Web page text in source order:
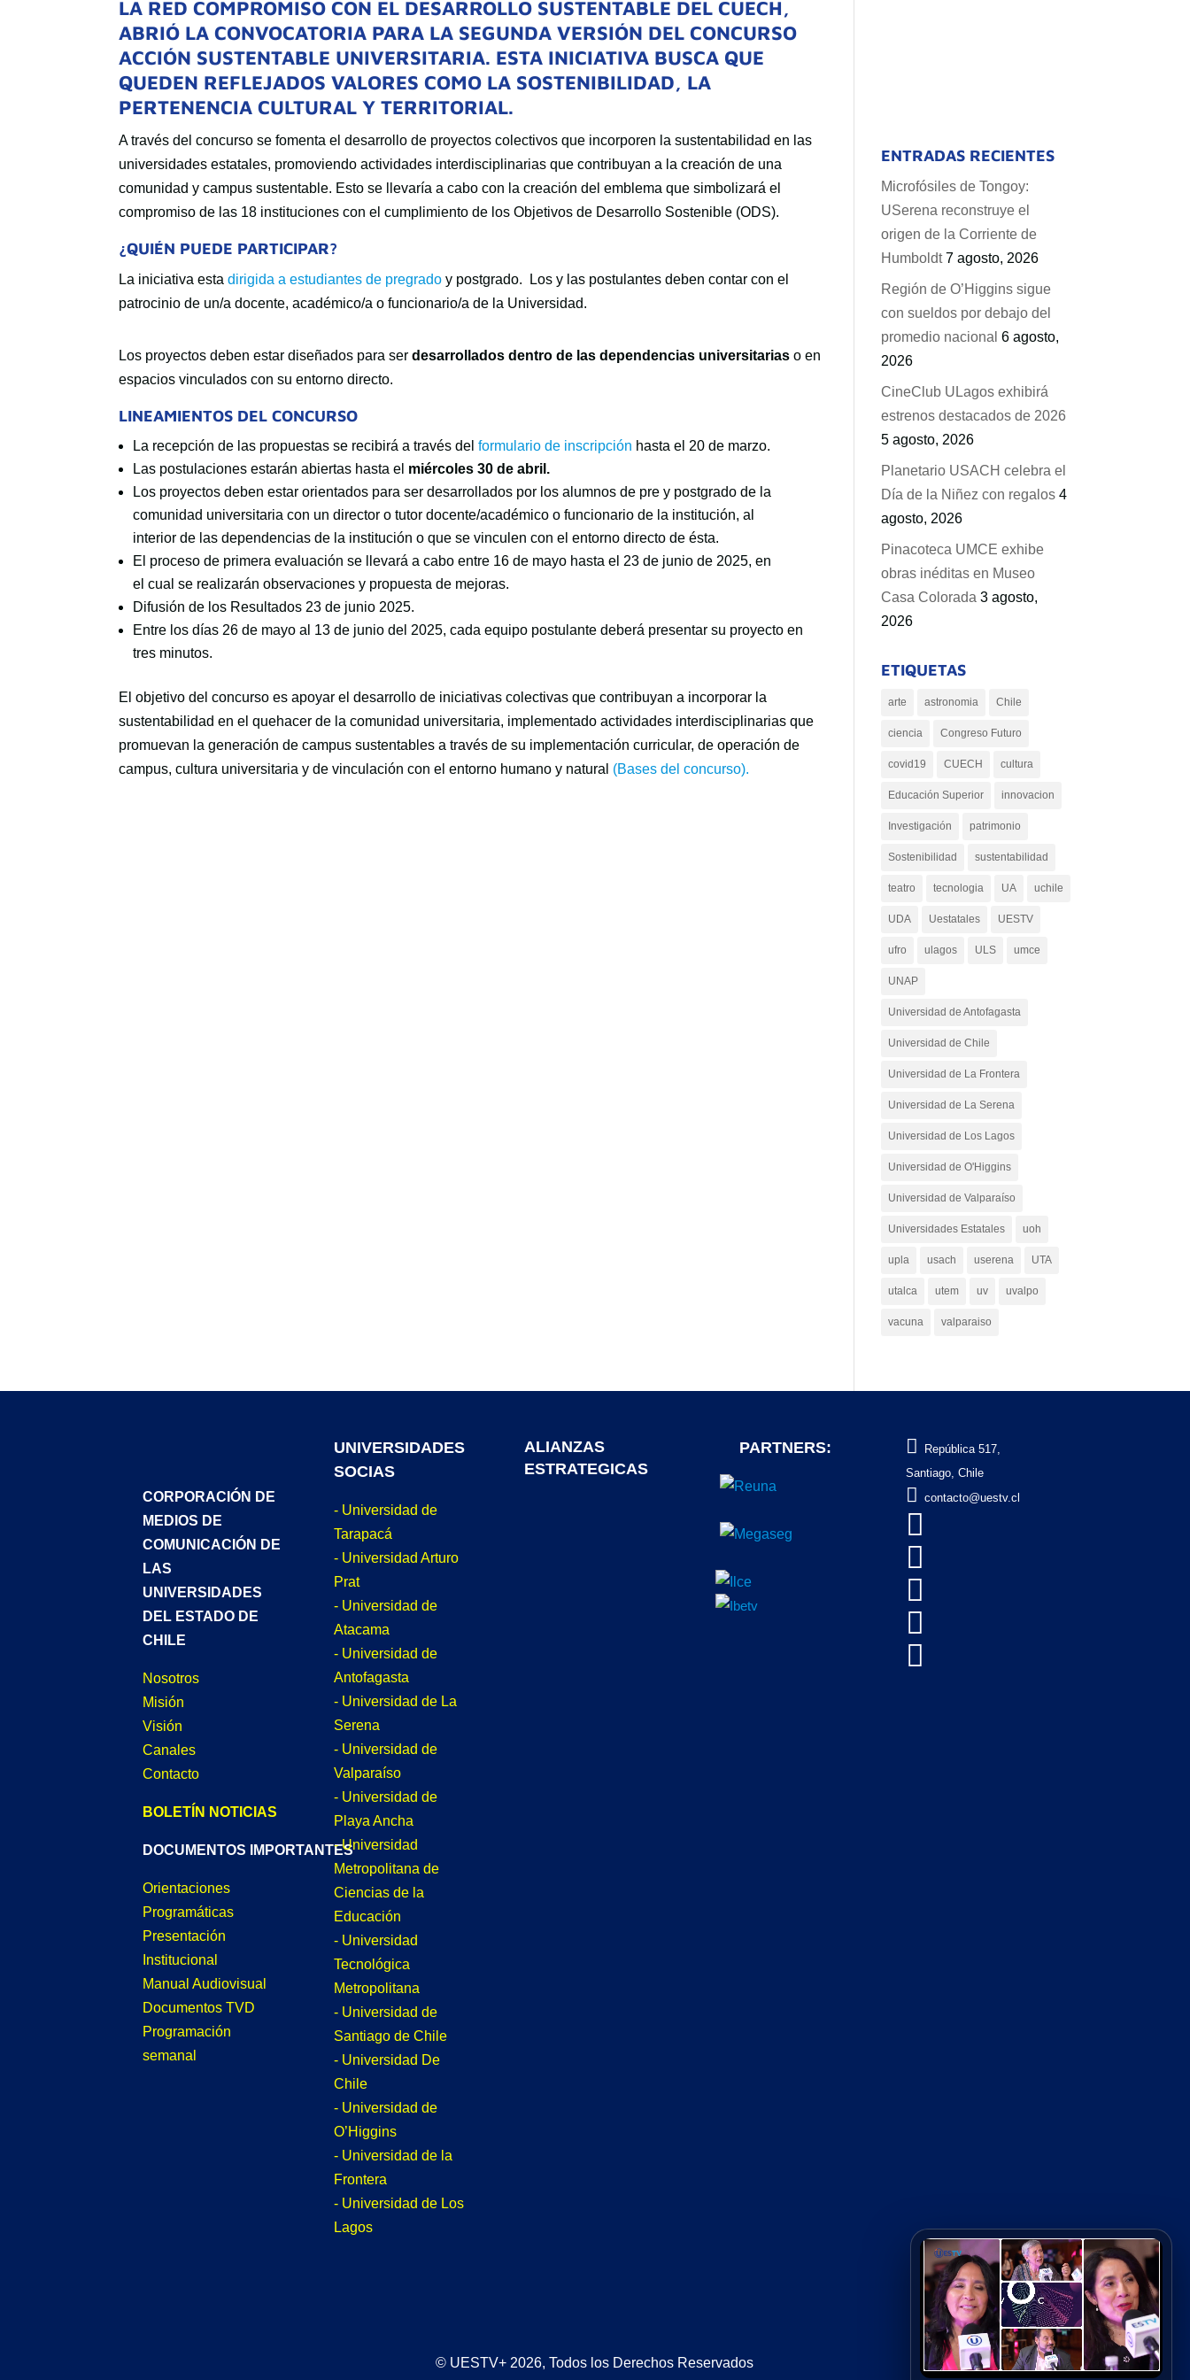
LA RED COMPROMISO CON EL DESARROLLO SUSTENTABLE DEL CUECH,
ABRIÓ LA CONVOCATORIA PARA LA SEGUNDA VERSIÓN DEL CONCURSO
ACCIÓN SUSTENTABLE UNIVERSITARIA. ESTA INICIATIVA BUSCA QUE
QUEDEN REFLEJADOS VALORES COMO LA SOSTENIBILIDAD, LA
PERTENENCIA CULTURAL Y TERRITORIAL.
A través del concurso se fomenta el desarrollo de proyectos colectivos que incorporen la sustentabilidad en las
universidades estatales, promoviendo actividades interdisciplinarias que contribuyan a la creación de una
comunidad y campus sustentable. Esto se llevaría a cabo con la creación del emblema que simbolizará el
compromiso de las 18 instituciones con el cumplimiento de los Objetivos de Desarrollo Sostenible (ODS).
¿QUIÉN PUEDE PARTICIPAR?
La iniciativa estadirigida a estudiantes de pregrado y postgrado. Los y las postulantes deben contar con el
patrocinio de un/a docente, académico/a o funcionario/a de la Universidad.
Los proyectos deben estar diseñados para serdesarrollados dentro de las dependencias universitarias o en
espacios vinculados con su entorno directo.
LINEAMIENTOS DEL CONCURSO
La recepción de las propuestas se recibirá a través delformulario de inscripción hasta el 20 de marzo.
Las postulaciones estarán abiertas hasta el miércoles 30 de abril.
Los proyectos deben estar orientados para ser desarrollados por los alumnos de pre y postgrado de la
comunidad universitaria con un director o tutor docente/académico o funcionario de la institución, al
interior de las dependencias de la institución o que se vinculen con el entorno directo de ésta.
El proceso de primera evaluación se llevará a cabo entre 16 de mayo hasta el 23 de junio de 2025, en
el cual se realizarán observaciones y propuesta de mejoras.
Difusión de los Resultados 23 de junio 2025.
Entre los días 26 de mayo al 13 de junio del 2025, cada equipo postulante deberá presentar su proyecto en
tres minutos.
El objetivo del concurso es apoyar el desarrollo de iniciativas colectivas que contribuyan a incorporar la
sustentabilidad en el quehacer de la comunidad universitaria, implementado actividades interdisciplinarias que
promuevan la generación de campus sustentables a través de su implementación curricular, de operación de
campus, cultura universitaria y de vinculación con el entorno humano y natural (Bases del concurso).
ENTRADAS RECIENTES
Microfósiles de Tongoy:
USerena reconstruye el
origen de la Corriente de
Humboldt 7 agosto, 2026
Región de O’Higgins sigue
con sueldos por debajo del
promedio nacional 6 agosto,
2026
CineClub ULagos exhibirá
estrenos destacados de 2026
5 agosto, 2026
Planetario USACH celebra el
Día de la Niñez con regalos 4
agosto, 2026
Pinacoteca UMCE exhibe
obras inéditas en Museo
Casa Colorada 3 agosto,
2026
ETIQUETAS
arte astronomia Chile
ciencia Congreso Futuro
covid19 CUECH cultura
Educación Superior innovacion
Investigación patrimonio
Sostenibilidad sustentabilidad
teatro tecnologia UA uchile
UDA Uestatales UESTV
ufro ulagos ULS umce
UNAP
Universidad de Antofagasta
Universidad de Chile
Universidad de La Frontera
Universidad de La Serena
Universidad de Los Lagos
Universidad de O'Higgins
Universidad de Valparaíso
Universidades Estatales uoh
upla usach userena UTA
utalca utem uv uvalpo
vacuna valparaiso
CORPORACIÓN DE
MEDIOS DE
COMUNICACIÓN DE
LAS
UNIVERSIDADES
DEL ESTADO DE
CHILE
Nosotros
Misión
Visión
Canales
Contacto
BOLETÍN NOTICIAS
DOCUMENTOS IMPORTANTES
Orientaciones
Programáticas
Presentación
Institucional
Manual Audiovisual
Documentos TVD
Programación
semanal
UNIVERSIDADES
SOCIAS
- Universidad de
Tarapacá
- Universidad Arturo
Prat
- Universidad de
Atacama
- Universidad de
Antofagasta
- Universidad de La
Serena
- Universidad de
Valparaíso
- Universidad de
Playa Ancha
- Universidad
Metropolitana de
Ciencias de la
Educación
- Universidad
Tecnológica
Metropolitana
- Universidad de
Santiago de Chile
- Universidad De
Chile
- Universidad de
O’Higgins
- Universidad de la
Frontera
- Universidad de Los
Lagos
ALIANZAS
ESTRATEGICAS
PARTNERS: 
República 517,
Santiago, Chile
 contacto@uestv.cl





© UESTV+ 2026, Todos los Derechos Reservados